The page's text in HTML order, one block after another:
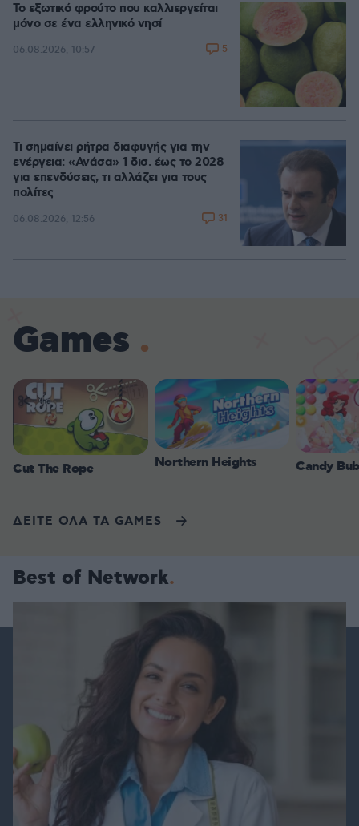
Το εξωτικό φρούτο που καλλιεργείται
μόνο σε ένα ελληνικό νησί
06.08.2026, 10:57 5
Τι σημαίνει ρήτρα διαφυγής για την
ενέργεια: «Ανάσα» 1 δισ. έως το 2028
για επενδύσεις, τι αλλάζει για τους
πολίτες
06.08.2026, 12:56 31
Games
Cut The Rope Northern Heights Candy
ΔΕΙΤΕ ΟΛΑ ΤΑ GAMES
Best of Network